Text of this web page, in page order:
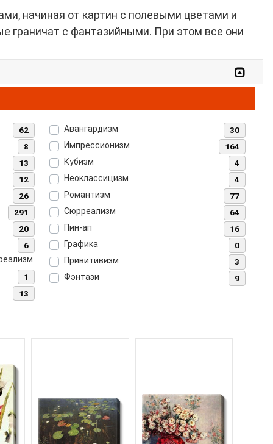
начиная от картин с полевыми цветами и
граничат с фантазийными. При этом все они
62
8
13
12
26
291
20
6
1
13
30
Авангардизм
164
Импрессионизм
4
Кубизм
4
Неоклассицизм
77
Романтизм
64
Сюрреализм
16
Пин-ап
0
Графика
3
Привитивизм
9
Фэнтази